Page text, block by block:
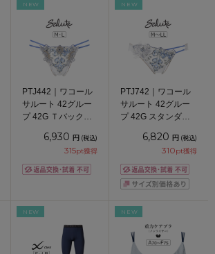
NEW
PTJ442｜ワコール
サルート 42グルー
プ 42G Ｔバックシ
6,930 円 (税込)
315pt獲得
NEW
PTJ742｜ワコール
サルート 42グルー
プ 42G スタンダー
6,820 円 (税込)
310pt獲得
NEW NEW